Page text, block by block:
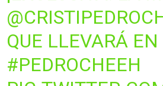
QUE LLEVARÁ
#PEDROCHEEH